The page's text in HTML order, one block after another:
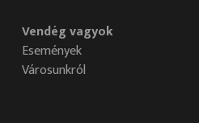
Vendég vagyok
Események
Városunkról